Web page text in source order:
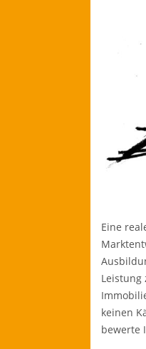
Eine
keinen
bewerte